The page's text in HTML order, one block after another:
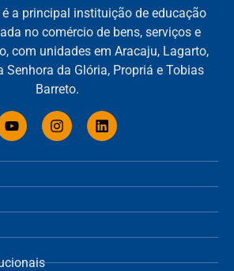
é a principal instituição de educação
no comércio de bens, serviços e
com unidades em Aracaju, Lagarto,
Senhora da Glória, Propriá e Tobias
Barreto.